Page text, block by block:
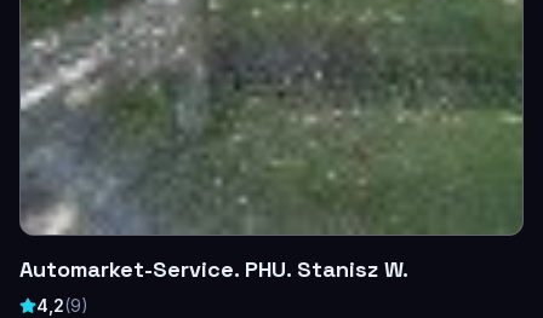
Automarket-Service. PHU. Stanisz W.
4,2(9)